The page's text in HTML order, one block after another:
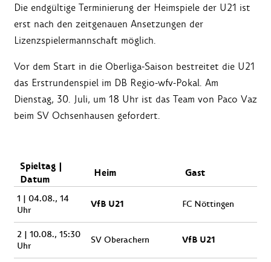
Die endgültige Terminierung der Heimspiele der U21 ist
erst nach den zeitgenauen Ansetzungen der
Lizenzspielermannschaft möglich.
Vor dem Start in die Oberliga-Saison bestreitet die U21
das Erstrundenspiel im DB Regio-wfv-Pokal. Am
Dienstag, 30. Juli, um 18 Uhr ist das Team von Paco Vaz
beim SV Ochsenhausen gefordert.
Spieltag |
Datum
Heim Gast
1 | 04.08., 14
Uhr
VfB U21 FC Nöttingen
2 | 10.08., 15:30
Uhr
SV Oberachern VfB U21